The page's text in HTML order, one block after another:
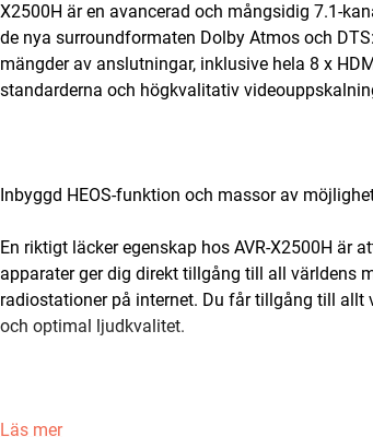
X2500H är en avancerad och mångsidig 7.1-
de nya surroundformaten Dolby Atmos och
mängder av anslutningar, inklusive hela 8 x
standarderna och högkvalitativ
Inbyggd HEOS-funktion och massor av
En riktigt läcker egenskap hos AVR-X2500H är
apparater ger dig direkt tillgång till all världens
radiostationer på internet. Du får tillgång till allt
och optimal ljudkvalitet.
Du får anslutningar till både analog och digital
Läs mer